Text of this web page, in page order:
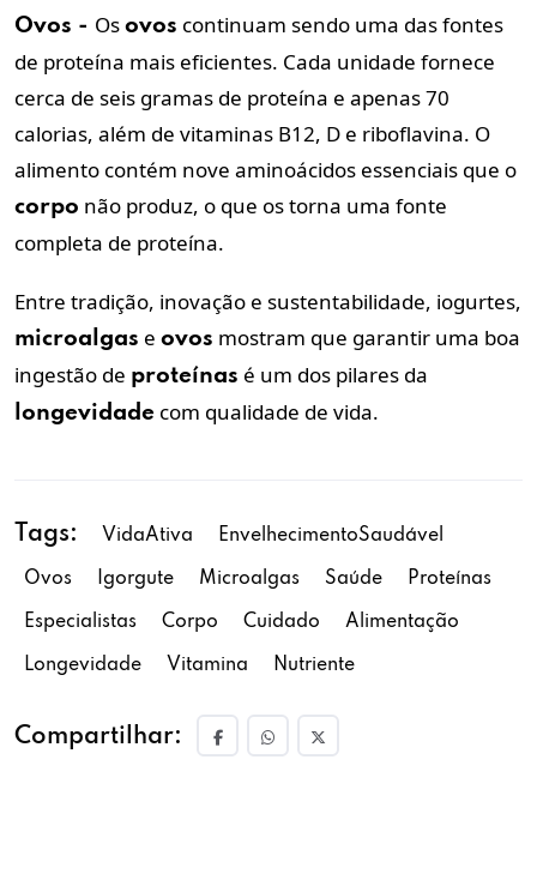
Ovos - Os ovos continuam sendo uma das fontes
de proteína mais eficientes. Cada unidade fornece
cerca de seis gramas de proteína e apenas 70
calorias, além de vitaminas B12, D e riboflavina. O
alimento contém nove aminoácidos essenciais que o
corpo não produz, o que os torna uma fonte
completa de proteína.
Entre tradição, inovação e sustentabilidade, iogurtes,
microalgas e ovos mostram que garantir uma boa
ingestão de proteínas é um dos pilares da
longevidade com qualidade de vida.
Tags: VidaAtiva EnvelhecimentoSaudável
Ovos Igorgute Microalgas Saúde Proteínas
Especialistas Corpo Cuidado Alimentação
Longevidade Vitamina Nutriente
Compartilhar: